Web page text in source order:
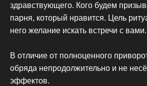
здравствующего. Кого будем
парня, который нравится. Цель
него желание искать встречи с вами.
В отличие от полноценного
обряда непродолжительно и не
эффектов.